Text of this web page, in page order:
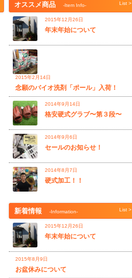
オススメ商品 -Item Info- List >
2015年12月26日
年末年始について
2015年2月14日
念願のバイオ洗剤「ポール」入荷！
2014年9月14日
格安硬式グラブ〜第３段〜
2014年9月6日
セールのお知らせ！
2014年8月7日
硬式加工！！
新着情報 -Information- List >
2015年12月26日
年末年始について
2015年8月9日
お盆休みについて